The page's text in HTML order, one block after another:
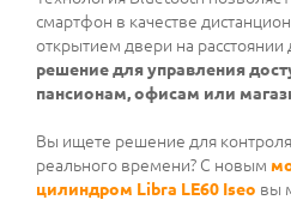
смартфон в качестве
открытием двери на расстоянии
решение для управления
пансионам, офисам или
Вы ищете решение для
реального времени? С новым
цилиндром Libra LE60 Iseo вы